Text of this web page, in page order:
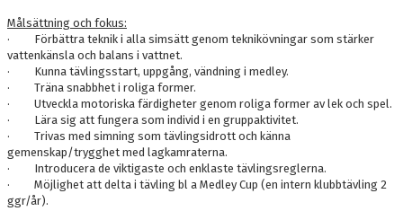
Målsättning och fokus:
· Förbättra teknik i alla simsätt genom teknikövningar som stärker
vattenkänsla och balans i vattnet.
· Kunna tävlingsstart, uppgång, vändning i medley.
· Träna snabbhet i roliga former.
· Utveckla motoriska färdigheter genom roliga former av lek och spel.
· Lära sig att fungera som individ i en gruppaktivitet.
· Trivas med simning som tävlingsidrott och känna
gemenskap/trygghet med lagkamraterna.
· Introducera de viktigaste och enklaste tävlingsreglerna.
· Möjlighet att delta i tävling bl a Medley Cup (en intern klubbtävling 2
ggr/år).